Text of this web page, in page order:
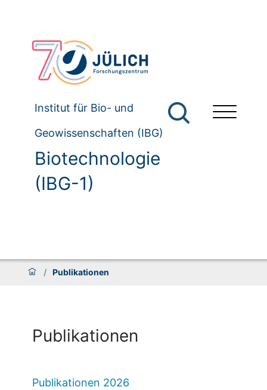
Institut für Bio- und
Geowissenschaften (IBG)
Biotechnologie
(IBG-1)
/ Publikationen
Publikationen
Publikationen 2026